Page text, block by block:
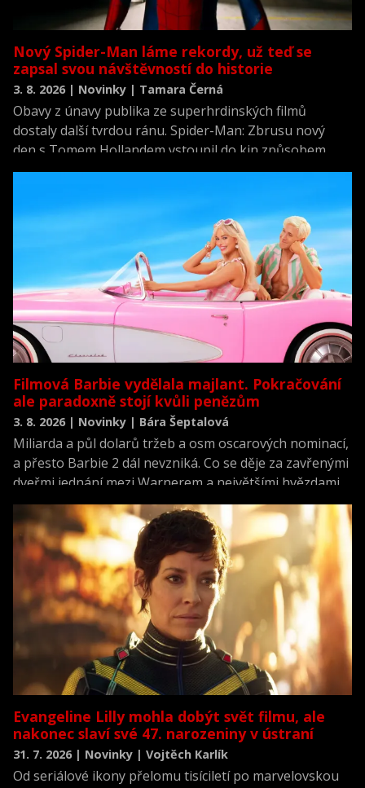
Nový Spider-Man láme rekordy, už teď se
zapsal svou návštěvností do historie
3. 8. 2026 | Novinky | Tamara Černá
Obavy z únavy publika ze superhrdinských filmů
dostaly další tvrdou ránu. Spider-Man: Zbrusu nový
den s Tomem Hollandem vstoupil do kin způsobem,
který předčil i ta nejoptimističtější očekávání.
Filmová Barbie vydělala majlant. Pokračování
ale paradoxně stojí kvůli penězům
3. 8. 2026 | Novinky | Bára Šeptalová
Miliarda a půl dolarů tržeb a osm oscarových nominací,
a přesto Barbie 2 dál nevzniká. Co se děje za zavřenými
dveřmi jednání mezi Warnerem a největšími hvězdami
projektu?
Evangeline Lilly mohla dobýt svět filmu, ale
nakonec slaví své 47. narozeniny v ústraní
31. 7. 2026 | Novinky | Vojtěch Karlík
Od seriálové ikony přelomu tisíciletí po marvelovskou